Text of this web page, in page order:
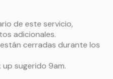
de este servicio,
adicionales.
cerradas durante los
up sugerido 9am.